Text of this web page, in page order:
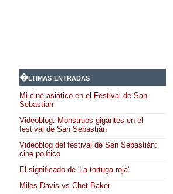
�ltimas entradas
Mi cine asiático en el Festival de San
Sebastian
Videoblog: Monstruos gigantes en el
festival de San Sebastián
Videoblog del festival de San Sebastián:
cine político
El significado de 'La tortuga roja'
Miles Davis vs Chet Baker